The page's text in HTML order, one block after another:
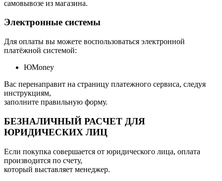
самовывозе из магазина.
Электронные системы
Для оплаты вы можете воспользоваться электронной
платёжной системой:
ЮMoney
Вас перенаправит на страницу платежного сервиса, следуя
инструкциям,
заполните правильную форму.
БЕЗНАЛИЧНЫЙ РАСЧЕТ ДЛЯ
ЮРИДИЧЕСКИХ ЛИЦ
Если покупка совершается от юридического лица, оплата
производится по счету,
который выставляет менеджер.